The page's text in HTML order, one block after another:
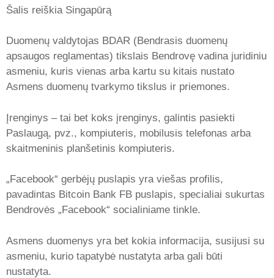
Šalis reiškia Singapūrą
Duomenų valdytojas BDAR (Bendrasis duomenų
apsaugos reglamentas) tikslais Bendrovę vadina juridiniu
asmeniu, kuris vienas arba kartu su kitais nustato
Asmens duomenų tvarkymo tikslus ir priemones.
Įrenginys – tai bet koks įrenginys, galintis pasiekti
Paslaugą, pvz., kompiuteris, mobilusis telefonas arba
skaitmeninis planšetinis kompiuteris.
„Facebook“ gerbėjų puslapis yra viešas profilis,
pavadintas Bitcoin Bank FB puslapis, specialiai sukurtas
Bendrovės „Facebook“ socialiniame tinkle.
Asmens duomenys yra bet kokia informacija, susijusi su
asmeniu, kurio tapatybė nustatyta arba gali būti
nustatyta.